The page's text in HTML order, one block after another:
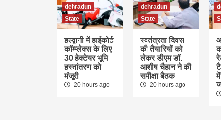
dehradun
State
हल्द्वानी में हाईकोर्ट
कॉम्प्लेक्स के लिए
30 हेक्टेयर भूमि
हस्तांतरण को
मंजूरी
20 hours ago
dehradun
State
स्वतंत्रता दिवस
की तैयारियों को
लेकर डीएम डॉ.
आशीष चैहान ने की
समीक्षा बैठक
20 hours ago
में